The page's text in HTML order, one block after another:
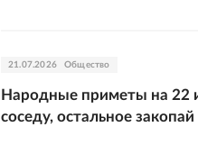
21.07.2026 Общество
Народные приметы на 22
соседу, остальное закопай